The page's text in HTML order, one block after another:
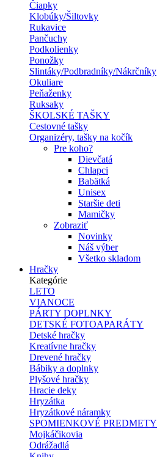
Čiapky
Klobúky/Šiltovky
Rukavice
Pančuchy
Podkolienky
Ponožky
Slintáky/Podbradníky/Nákrčníky
Okuliare
Peňaženky
Ruksaky
ŠKOLSKÉ TAŠKY
Cestovné tašky
Organizéry, tašky na kočík
Pre koho?
Dievčatá
Chlapci
Babätká
Unisex
Staršie deti
Mamičky
Zobraziť
Novinky
Náš výber
Všetko skladom
Hračky
Kategórie
LETO
VIANOCE
PÁRTY DOPLNKY
DETSKÉ FOTOAPARÁTY
Detské hračky
Kreatívne hračky
Drevené hračky
Bábiky a doplnky
Plyšové hračky
Hracie deky
Hryzátka
Hryzátkové náramky
SPOMIENKOVÉ PREDMETY
Mojkáčikovia
Odrážadlá